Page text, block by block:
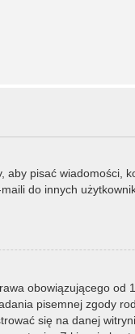
pisać
do innych
obowiązującego
pisemnej zgody
się na danej